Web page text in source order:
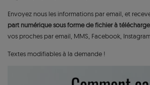
Envoyez nous les informations par email, et
part numérique sous forme defichier à
vos proches par email, MMS, Facebook,
Textes modifiables à la demande !